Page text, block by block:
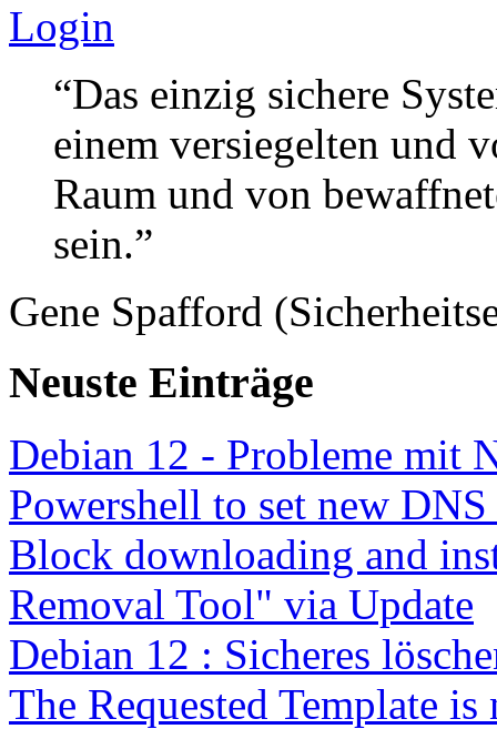
Login
“Das einzig sichere
einem versiegelten und
Raum und von
sein.”
Gene Spafford
Neuste Einträge
Debian 12 - Probleme mit
Powershell to set new
Block downloading and
Removal Tool" via Update
Debian 12 : Sicheres
The Requested Template